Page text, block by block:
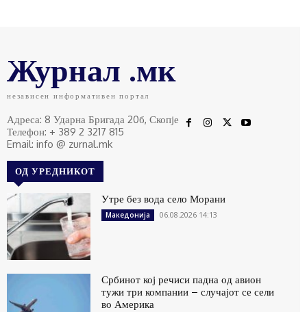
Журнал .мк
независен информативен портал
Адреса: 8 Ударна Бригада 20б, Скопје
Телефон: + 389 2 3217 815
Email: info @ zurnal.mk
ОД УРЕДНИКОТ
Утре без вода село Морани
Македонија 06.08.2026 14:13
Србинот кој речиси падна од авион
тужи три компании – случајот се сели
во Америка